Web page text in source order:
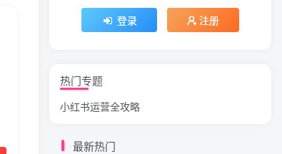
狗头萝莉事件，恶意营销不
登录 注册
热门专题
小红书运营全攻略
最新热门